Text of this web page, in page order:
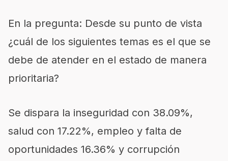
En la pregunta: Desde su punto de vista
¿cuál de los siguientes temas es el que se
debe de atender en el estado de manera
prioritaria?
Se dispara la inseguridad con 38.09%,
salud con 17.22%, empleo y falta de
oportunidades 16.36% y corrupción